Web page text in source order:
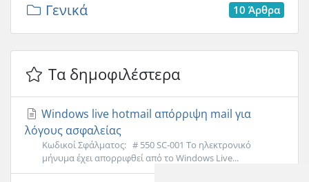
10 Άρθρα
Γενικά
Τα δημοφιλέστερα
Windows live hotmail απόρριψη mail για
λόγους ασφαλείας
Κωδικοί Σφάλματος: # 550 SC-001 Το ηλεκτρονικό
μήνυμα έχει απορριφθεί από το Windows Live...